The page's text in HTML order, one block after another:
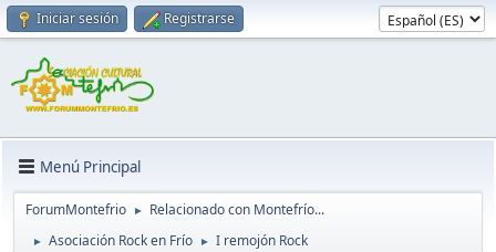
Iniciar sesión Registrarse
Menú Principal
ForumMontefrio ► Relacionado con Montefrío...
► Asociación Rock en Frío ► I remojón Rock